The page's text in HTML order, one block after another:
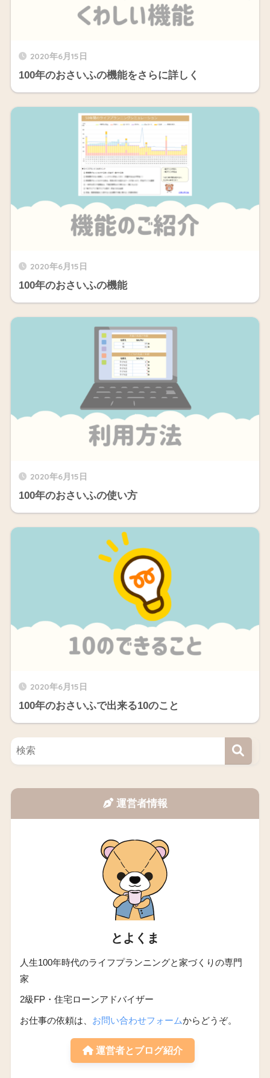
2020年6月15日
100年のおさいふの機能をさらに詳しく
2020年6月15日
100年のおさいふの機能
2020年6月15日
100年のおさいふの使い方
2020年6月15日
100年のおさいふで出来る10のこと
運営者情報
とよくま
人生100年時代のライフプランニングと家づくりの専門
家
2級FP・住宅ローンアドバイザー
お仕事の依頼は、 お問い合わせフォームからどうぞ。
運営者とブログ紹介